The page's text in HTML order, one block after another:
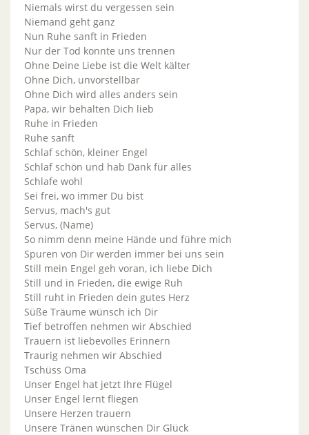
Niemals wirst du vergessen sein
Niemand geht ganz
Nun Ruhe sanft in Frieden
Nur der Tod konnte uns trennen
Ohne Deine Liebe ist die Welt kälter
Ohne Dich, unvorstellbar
Ohne Dich wird alles anders sein
Papa, wir behalten Dich lieb
Ruhe in Frieden
Ruhe sanft
Schlaf schön, kleiner Engel
Schlaf schön und hab Dank für alles
Schlafe wohl
Sei frei, wo immer Du bist
Servus, mach's gut
Servus, (Name)
So nimm denn meine Hände und führe mich
Spuren von Dir werden immer bei uns sein
Still mein Engel geh voran, ich liebe Dich
Still und in Frieden, die ewige Ruh
Still ruht in Frieden dein gutes Herz
Süße Träume wünsch ich Dir
Tief betroffen nehmen wir Abschied
Trauern ist liebevolles Erinnern
Traurig nehmen wir Abschied
Tschüss Oma
Unser Engel hat jetzt Ihre Flügel
Unser Engel lernt fliegen
Unsere Herzen trauern
Unsere Tränen wünschen Dir Glück